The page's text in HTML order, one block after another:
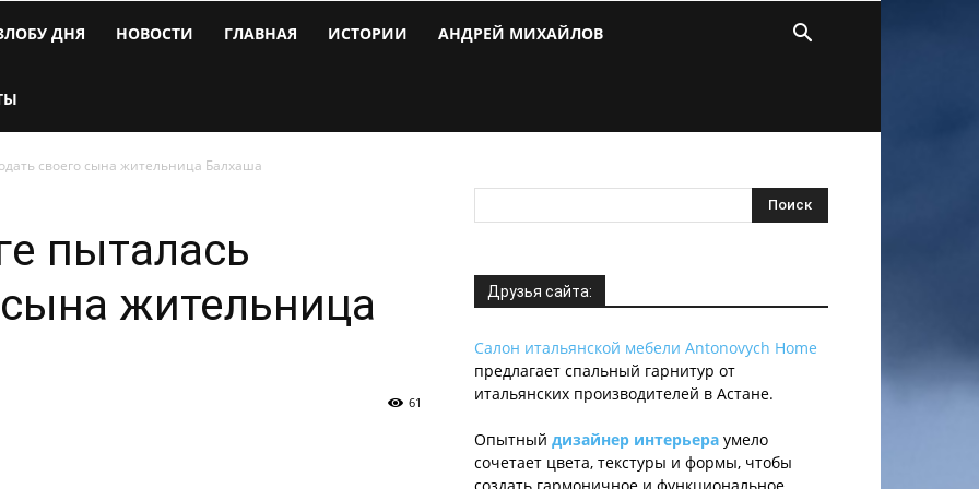
ДНЯ НОВОСТИ ГЛАВНАЯ ИСТОРИИ АНДРЕЙ МИХАЙЛОВ
своего сына жительница Балхаша
пыталась
жительница
61
Друзья сайта:
Салон итальянской мебели Antonovych Home
предлагает спальный гарнитур от
итальянских производителей в Астане.
Опытный дизайнер интерьера умело
сочетает цвета, текстуры и формы, чтобы